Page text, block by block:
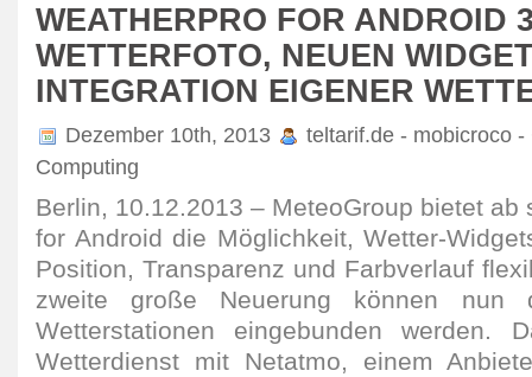
WEATHERPRO FOR ANDROID
WETTERFOTO, NEUEN
INTEGRATION EIGENER
Dezember 10th, 2013
teltarif.de - mobicroco
Computing
Berlin, 10.12.2013 – MeteoGroup bietet ab
for Android die Möglichkeit, Wetter-
Position, Transparenz und Farbverlauf
zweite große Neuerung können nun
Wetterstationen eingebunden werden.
Wetterdienst mit Netatmo, einem